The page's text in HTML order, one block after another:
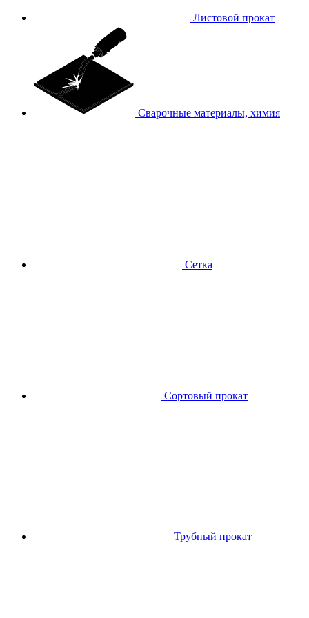
Листовой прокат
Сварочные материалы, химия
Сетка
Сортовый прокат
Трубный прокат